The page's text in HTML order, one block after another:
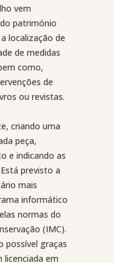
vem
património
localização de
de medidas
como,
de
ou revistas.
criando uma
peça,
e indicando as
previsto a
mais
informático
normas do
(IMC).
possível graças
licenciada em